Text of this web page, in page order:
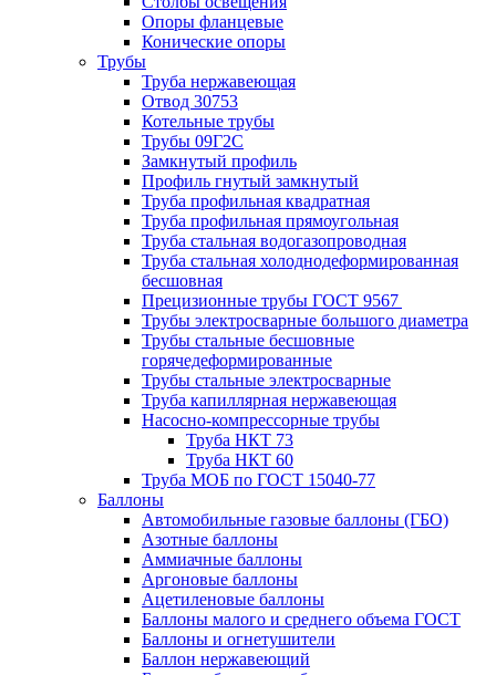
Опоры фланцевые
Конические опоры
Трубы
Труба нержавеющая
Отвод 30753
Котельные трубы
Трубы 09Г2С
Замкнутый профиль
Профиль гнутый замкнутый
Труба профильная квадратная
Труба профильная прямоугольная
Труба стальная водогазопроводная
Труба стальная холоднодеформированная
бесшовная
Прецизионные трубы ГОСТ 9567
Трубы электросварные большого диаметра
Трубы стальные бесшовные
горячедеформированные
Трубы стальные электросварные
Труба капиллярная нержавеющая
Насосно-компрессорные трубы
Труба НКТ 73
Труба НКТ 60
Труба МОБ по ГОСТ 15040-77
Баллоны
Автомобильные газовые баллоны (ГБО)
Азотные баллоны
Аммиачные баллоны
Аргоновые баллоны
Ацетиленовые баллоны
Баллоны малого и среднего объема ГОСТ
Баллоны и огнетушители
Баллон нержавеющий